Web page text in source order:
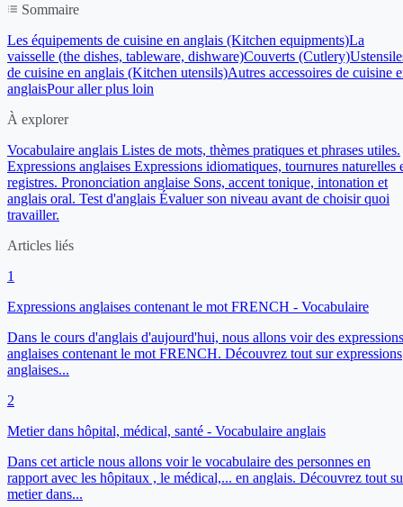
Sommaire
Les équipements de cuisine en anglais (Kitchen equipments)La
vaisselle (the dishes, tableware, dishware)Couverts (Cutlery)
de cuisine en anglais (Kitchen utensils)Autres accessoires de cuisine
anglaisPour aller plus loin
À explorer
Vocabulaire anglais Listes de mots, thèmes pratiques et phrases utiles.
Expressions anglaises Expressions idiomatiques, tournures naturelles
registres. Prononciation anglaise Sons, accent tonique, intonation et
anglais oral. Test d'anglais Évaluer son niveau avant de choisir quoi
travailler.
Articles liés
1
Expressions anglaises contenant le mot FRENCH - Vocabulaire
Dans le cours d'anglais d'aujourd'hui, nous allons voir des expressions
anglaises contenant le mot FRENCH. Découvrez tout sur expressions
anglaises...
2
Metier dans hôpital, médical, santé - Vocabulaire anglais
Dans cet article nous allons voir le vocabulaire des personnes en
rapport avec les hôpitaux , le médical,... en anglais. Découvrez tout
metier dans...